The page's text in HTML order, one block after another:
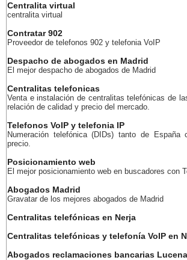
Centralita virtual
centralita virtual
Contratar 902
Proveedor de telefonos 902 y telefonia VoIP
Despacho de abogados en Madrid
El mejor despacho de abogados de Madrid
Centralitas telefonicas
Venta e instalación de centralitas telefónicas de
relación de calidad y precio del mercado.
Telefonos VoIP y telefonia IP
Numeración telefónica (DIDs) tanto de
precio.
Posicionamiento web
El mejor posicionamiento web en buscadores con
Abogados Madrid
Gravatar de los mejores abogados de Madrid
Centralitas telefónicas en Nerja
Centralitas telefónicas y telefonía VoIP en
Abogados reclamaciones bancarias Lucena